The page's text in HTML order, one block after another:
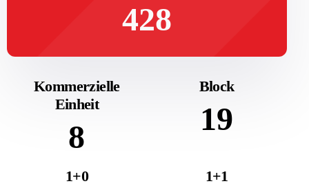
428
Kommerzielle
Einheit
8
Block
19
1+0 1+1